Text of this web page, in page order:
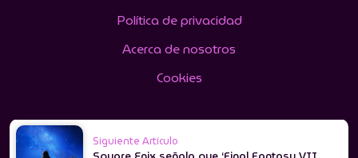
Siguiente Artículo
Política de privacidad
Acerca de nosotros
Cookies